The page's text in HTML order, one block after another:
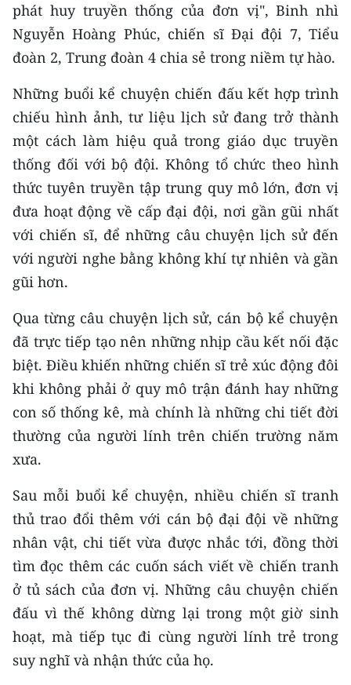
phát huy truyền thống của đơn vị", Binh nhì
Nguyễn Hoàng Phúc, chiến sĩ Đại đội 7, Tiểu
đoàn 2, Trung đoàn 4 chia sẻ trong niềm tự hào.
Những buổi kể chuyện chiến đấu kết hợp trình
chiếu hình ảnh, tư liệu lịch sử đang trở thành
một cách làm hiệu quả trong giáo dục truyền
thống đối với bộ đội. Không tổ chức theo hình
thức tuyên truyền tập trung quy mô lớn, đơn vị
đưa hoạt động về cấp đại đội, nơi gần gũi nhất
với chiến sĩ, để những câu chuyện lịch sử đến
với người nghe bằng không khí tự nhiên và gần
gũi hơn.
Qua từng câu chuyện lịch sử, cán bộ kể chuyện
đã trực tiếp tạo nên những nhịp cầu kết nối đặc
biệt. Điều khiến những chiến sĩ trẻ xúc động đôi
khi không phải ở quy mô trận đánh hay những
con số thống kê, mà chính là những chi tiết đời
thường của người lính trên chiến trường năm
xưa.
Sau mỗi buổi kể chuyện, nhiều chiến sĩ tranh
thủ trao đổi thêm với cán bộ đại đội về những
nhân vật, chi tiết vừa được nhắc tới, đồng thời
tìm đọc thêm các cuốn sách viết về chiến tranh
ở tủ sách của đơn vị. Những câu chuyện chiến
đấu vì thế không dừng lại trong một giờ sinh
hoạt, mà tiếp tục đi cùng người lính trẻ trong
suy nghĩ và nhận thức của họ.